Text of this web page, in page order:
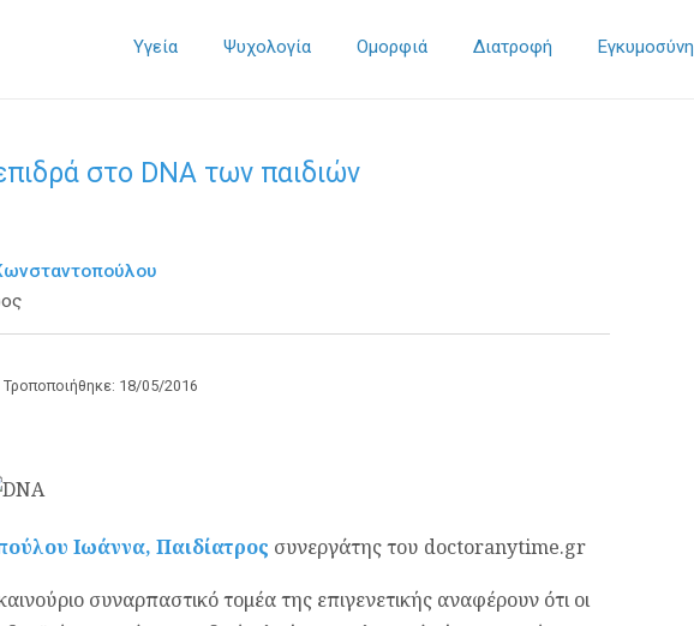
Υγεία Ψυχολογία Ομορφιά Διατροφή Εγκυμοσύνη
στο DNA των παιδιών
Τροποποιήθηκε: 18/05/2016
Ιωάννα, Παιδίατρος συνεργάτης του doctoranytime.gr
συναρπαστικό τομέα της επιγενετικής αναφέρουν ότι οι